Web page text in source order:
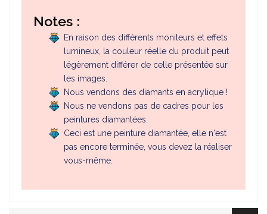
Notes :
En raison des différents moniteurs et effets
lumineux, la couleur réelle du produit peut
légèrement différer de celle présentée sur
les images.
Nous vendons des diamants en acrylique !
Nous ne vendons pas de cadres pour les
peintures diamantées.
Ceci est une peinture diamantée, elle n'est
pas encore terminée, vous devez la réaliser
vous-même.